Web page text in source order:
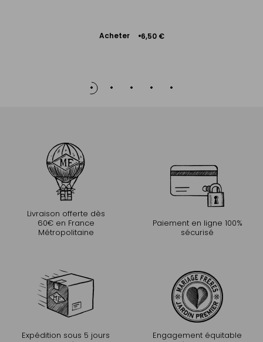
Acheter 6,50 €
Ajouter
Livraison offerte dès
60€ en France
Métropolitaine
Paiement en ligne 100%
sécurisé
Expédition sous 5 jours
Engagement équitable